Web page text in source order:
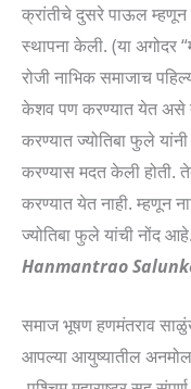
क्रांतीचे दुसरे पाऊल म्हणून
स्थापना केली. (या अगोदर
रोजी नाभिक समाजाच
केशव पण करण्यात येत असे
करण्यात ज्योतिबा फुले
करण्यास मदत केली होती.
करण्यात येत नाही. म्हणून
ज्योतिबा फुले यांची नोंद
Hanmantrao
समाज भूषण हणमंतराव
आपल्या आयुष्यातील अनमोल